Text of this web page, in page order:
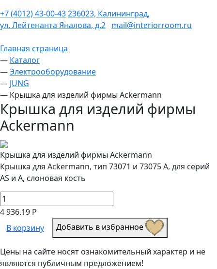
+7 (4012) 43-00-43236023, Калининград,
ул. Лейтенанта Яналова, д.2 mail@interiorroom.ru
Главная страница
— Каталог
—Электрооборудование
— JUNG
— Крышка для изделий фирмы Ackermann
Крышка для изделий фирмы
Ackermann
Крышка для изделий фирмы Ackermann
Крышка для Ackermann, тип 73071 и 73075 A, для серий
AS и A, слоновая кость
4 936.19 Р
В корзину
Добавить в избранное
Цены на сайте носят ознакомительный характер и не
являются публичным предложением!